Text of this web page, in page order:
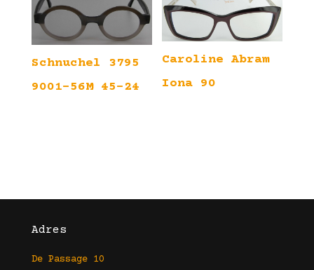
Schnuchel 3795
9001-56M 45-24
Caroline Abram
Iona 90
Adres
De Passage 10